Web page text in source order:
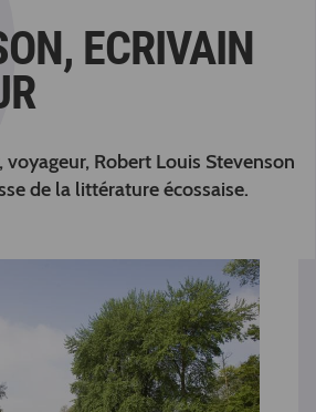
ECRIVAIN
voyageur, Robert Louis Stevenson
de la littérature écossaise.